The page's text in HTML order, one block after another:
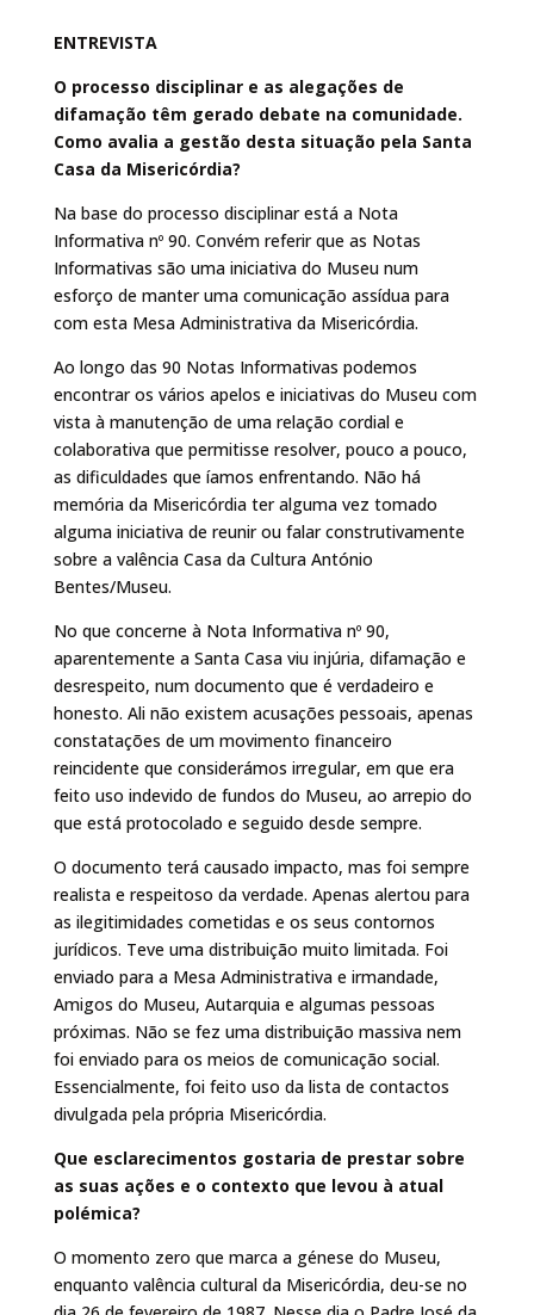
ENTREVISTA
O processo disciplinar e as alegações de
difamação têm gerado debate na comunidade.
Como avalia a gestão desta situação pela Santa
Casa da Misericórdia?
Na base do processo disciplinar está a Nota
Informativa nº 90. Convém referir que as Notas
Informativas são uma iniciativa do Museu num
esforço de manter uma comunicação assídua para
com esta Mesa Administrativa da Misericórdia.
Ao longo das 90 Notas Informativas podemos
encontrar os vários apelos e iniciativas do Museu com
vista à manutenção de uma relação cordial e
colaborativa que permitisse resolver, pouco a pouco,
as dificuldades que íamos enfrentando. Não há
memória da Misericórdia ter alguma vez tomado
alguma iniciativa de reunir ou falar construtivamente
sobre a valência Casa da Cultura António
Bentes/Museu.
No que concerne à Nota Informativa nº 90,
aparentemente a Santa Casa viu injúria, difamação e
desrespeito, num documento que é verdadeiro e
honesto. Ali não existem acusações pessoais, apenas
constatações de um movimento financeiro
reincidente que considerámos irregular, em que era
feito uso indevido de fundos do Museu, ao arrepio do
que está protocolado e seguido desde sempre.
O documento terá causado impacto, mas foi sempre
realista e respeitoso da verdade. Apenas alertou para
as ilegitimidades cometidas e os seus contornos
jurídicos. Teve uma distribuição muito limitada. Foi
enviado para a Mesa Administrativa e irmandade,
Amigos do Museu, Autarquia e algumas pessoas
próximas. Não se fez uma distribuição massiva nem
foi enviado para os meios de comunicação social.
Essencialmente, foi feito uso da lista de contactos
divulgada pela própria Misericórdia.
Que esclarecimentos gostaria de prestar sobre
as suas ações e o contexto que levou à atual
polémica?
O momento zero que marca a génese do Museu,
enquanto valência cultural da Misericórdia, deu-se no